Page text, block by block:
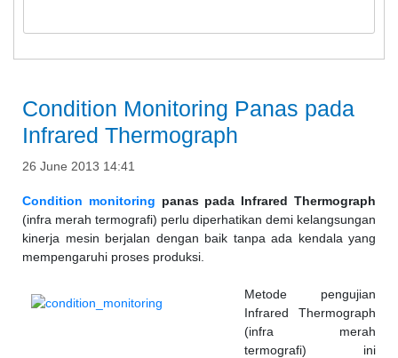
Condition Monitoring Panas pada
Infrared Thermograph
26 June 2013 14:41
Condition monitoring panas pada Infrared Thermograph
(infra merah termografi) perlu diperhatikan demi kelangsungan
kinerja mesin berjalan dengan baik tanpa ada kendala yang
mempengaruhi proses produksi.
Metode pengujian
Infrared Thermograph
(infra merah
termografi) ini